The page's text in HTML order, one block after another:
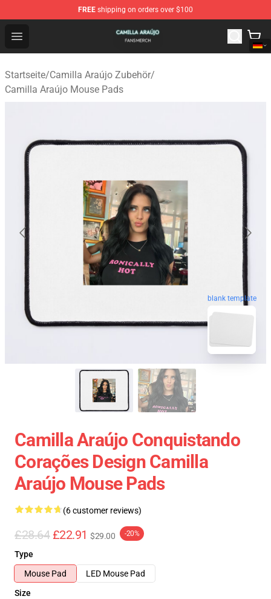
FREE shipping on orders over $100
Open menu
Camilla Araújo Shop - Official Camilla Araújo
Startseite/Camilla Araújo Zubehör/
Camilla Araújo Mouse Pads
blank template
Camilla Araújo Conquistando
Corações Design Camilla
Araújo Mouse Pads
(6 customer reviews)
£28.64 £22.91 $29.00 -20%
Type
Mouse Pad
LED Mouse Pad
Size